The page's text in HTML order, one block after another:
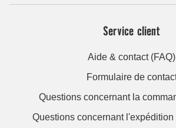
Service client
Aide & contact (FAQ)
Formulaire de
Questions concernant la
Questions concernant